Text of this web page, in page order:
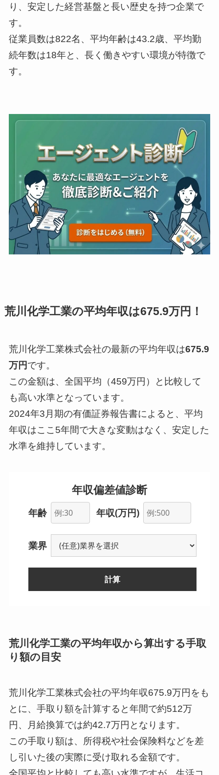
り、安定した経営基盤と長い歴史を持つ企業で
す。
従業員数は822名、平均年齢は43.2歳、平均勤
続年数は18年と、長く働きやすい環境が特徴で
す。
荒川化学工業の平均年収は675.9万円！
荒川化学工業株式会社の最新の平均年収は675.9
万円です。
この金額は、全国平均（459万円）と比較して
も高い水準となっています。
2024年3月期の有価証券報告書によると、平均
年収はここ5年間で大きな変動はなく、安定した
水準を維持しています。
年収偏差値診断
年齢 年収(万円)
業界
計算
-- --
--
荒川化学工業の平均年収から算出する手取
り額の目安
荒川化学工業株式会社の平均年収675.9万円をも
とに、手取り額を計算すると年間で約512万
円、月給換算では約42.7万円となります。
この手取り額は、所得税や社会保険料などを差
し引いた後の実際に受け取れる金額です。